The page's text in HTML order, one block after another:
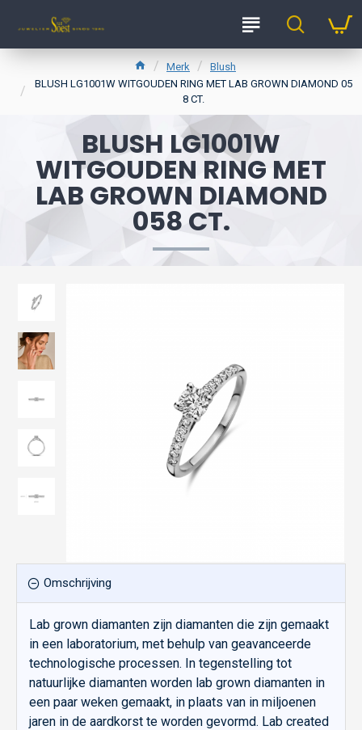
Merk
Blush
BLUSH LG1001W WITGOUDEN RING MET LAB GROWN DIAMOND 05
8 CT.
BLUSH LG1001W
WITGOUDEN RING MET
LAB GROWN DIAMOND
058 CT.
Omschrijving
Lab grown diamanten zijn diamanten die zijn gemaakt
in een laboratorium, met behulp van geavanceerde
technologische processen. In tegenstelling tot
natuurlijke diamanten worden lab grown diamanten in
een paar weken gemaakt, in plaats van in miljoenen
jaren in de aardkorst te worden gevormd. Lab created